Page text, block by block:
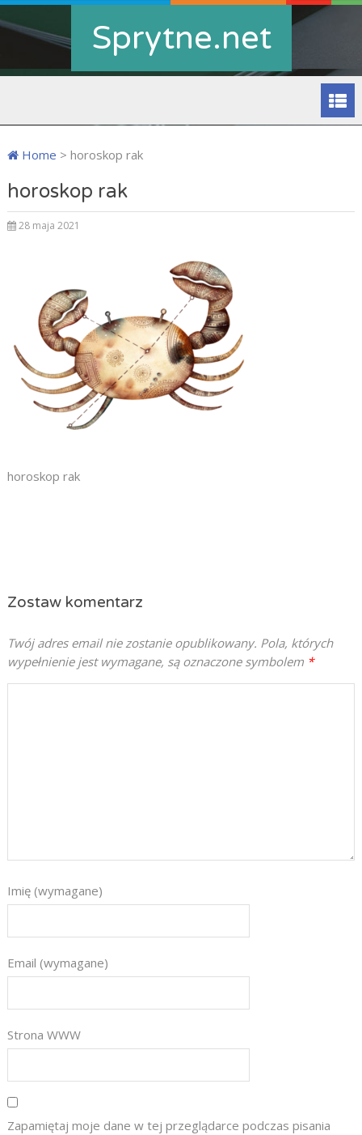
Sprytne.net
Home > horoskop rak
horoskop rak
28 maja 2021
horoskop rak
Zostaw komentarz
Twój adres email nie zostanie opublikowany. Pola, których
wypełnienie jest wymagane, są oznaczone symbolem *
Imię (wymagane)
Email (wymagane)
Strona WWW
Zapamiętaj moje dane w tej przeglądarce podczas pisania